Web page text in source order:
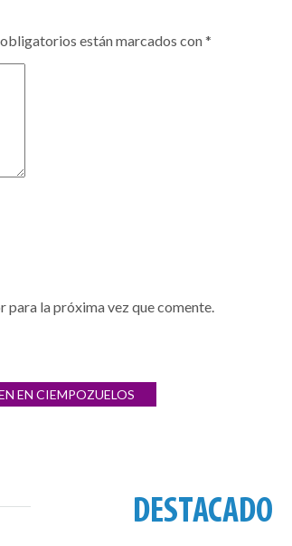
están marcados con*
la próxima vez que comente.
EN CIEMPOZUELOS
DESTACADO